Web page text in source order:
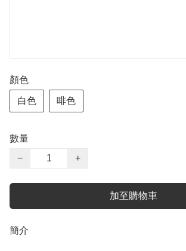
顏色
白色 啡色
數量
−
+
加至購物車
簡介